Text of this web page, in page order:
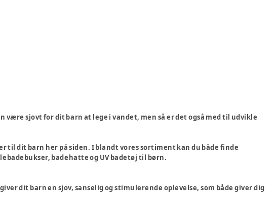
være sjovt for dit barn at lege i vandet, men så er det også med til udvikle
til dit barn her på siden. I blandt vores sortiment kan du både finde
badehatte og UV badetøj til børn.
dit barn en sjov, sanselig og stimulerende oplevelse, som både giver dig